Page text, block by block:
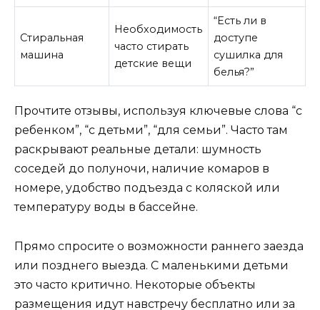
Стиральная
машина
Необходимость
часто стирать
детские вещи
“Есть ли в
доступе
сушилка для
белья?”
Прочтите отзывы, используя ключевые слова “с
ребенком”, “с детьми”, “для семьи”. Часто там
раскрывают реальные детали: шумность
соседей до полуночи, наличие комаров в
номере, удобство подъезда с коляской или
температуру воды в бассейне.
Прямо спросите о возможности раннего заезда
или позднего выезда. С маленькими детьми
это часто критично. Некоторые объекты
размещения идут навстречу бесплатно или за